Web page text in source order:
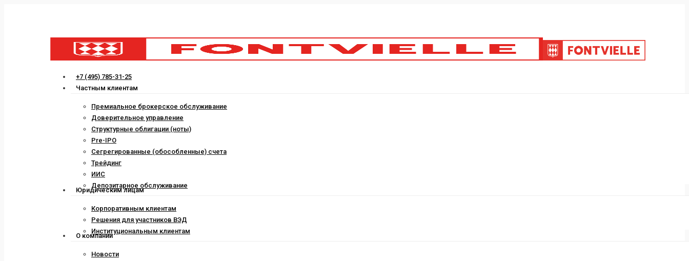
Menu
+7 (495) 785-31-25
Частным клиентам
Премиальное брокерское обслуживание
Доверительное управление
Структурные облигации (ноты)
Pre-IPO
Сегрегированные (обособленные) счета
Трейдинг
ИИС
Депозитарное обслуживание
Юридическим лицам
Корпоративным клиентам
Решения для участников ВЭД
Институциональным клиентам
О компании
Новости